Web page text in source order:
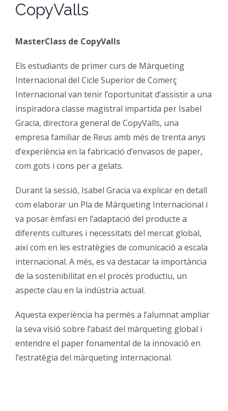
CFGS Màrqueting i
CFGS Sistemes
CFGS Assistència a la
CFGS Desenvolupament
Borsa de Treball
Catàleg de serveis
Orientació
Qui Som
On Som
CopyValls
MasterClass de CopyValls
Els estudiants de primer curs de Màrqueting
Internacional del Cicle Superior de Comerç
Internacional van tenir l’oportunitat d’assistir a una
inspiradora classe magistral impartida per Isabel
Gracia, directora general de CopyValls, una
empresa familiar de Reus amb més de trenta anys
d’experiència en la fabricació d’envasos de paper,
com gots i cons per a gelats.
Durant la sessió, Isabel Gracia va explicar en detall
com elaborar un Pla de Màrqueting Internacional i
va posar èmfasi en l’adaptació del producte a
diferents cultures i necessitats del mercat global,
així com en les estratègies de comunicació a escala
internacional. A més, es va destacar la importància
de la sostenibilitat en el procés productiu, un
aspecte clau en la indústria actual.
Aquesta experiència ha permès a l’alumnat ampliar
la seva visió sobre l’abast del màrqueting global i
entendre el paper fonamental de la innovació en
l’estratègia del màrqueting internacional.